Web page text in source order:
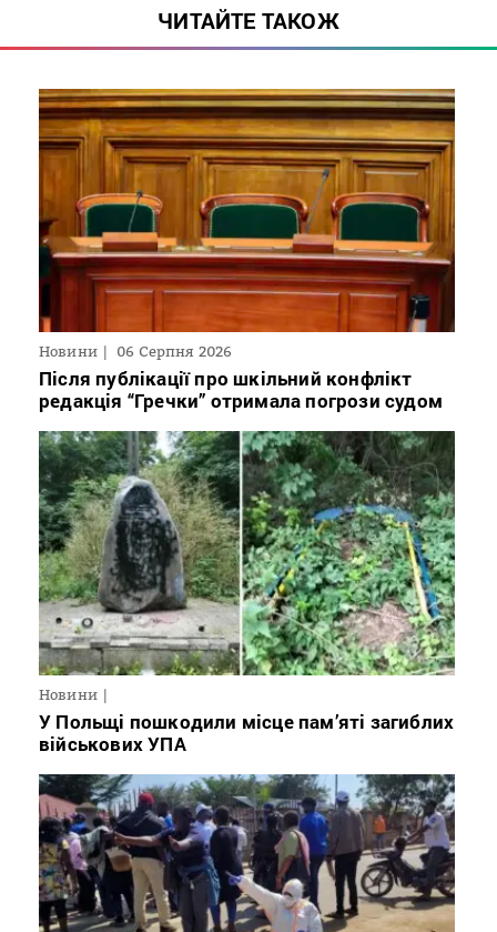
ЧИТАЙТЕ ТАКОЖ
Новини 06 Серпня 2026
Після публікації про шкільний конфлікт
редакція “Гречки” отримала погрози судом
Новини
У Польщі пошкодили місце пам’яті загиблих
військових УПА